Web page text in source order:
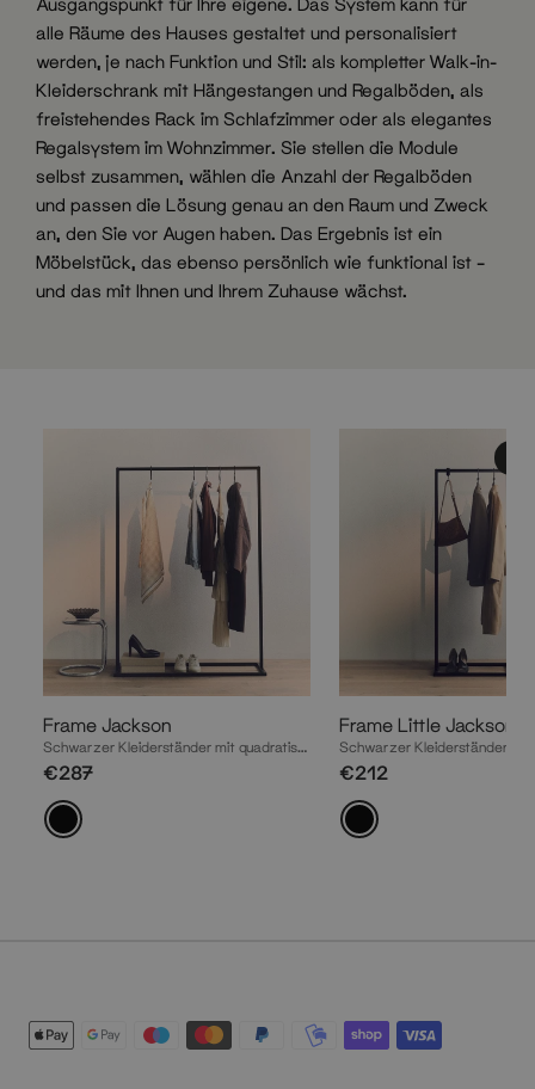
alle Räume des Hauses gestaltet und personalisiert
werden, je nach Funktion und Stil: als kompletter Walk-in-
Kleiderschrank mit Hängestangen und Regalböden, als
freistehendes Rack im Schlafzimmer oder als elegantes
Regalsystem im Wohnzimmer. Sie stellen die Module
selbst zusammen, wählen die Anzahl der Regalböden
und passen die Lösung genau an den Raum und Zweck
an, den Sie vor Augen haben. Das Ergebnis ist ein
Möbelstück, das ebenso persönlich wie funktional ist –
und das mit Ihnen und Ihrem Zuhause wächst.
Frame Jackson
Schwarzer Kleiderständer mit quadratischem Fuß im industriellen Design
€287
Frame Little Jackson
€212